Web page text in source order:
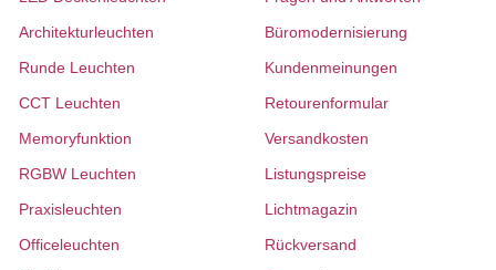
Architekturleuchten
Runde Leuchten
CCT Leuchten
Memoryfunktion
RGBW Leuchten
Praxisleuchten
Officeleuchten
Büromodernisierung
Kundenmeinungen
Retourenformular
Versandkosten
Listungspreise
Lichtmagazin
Rückversand